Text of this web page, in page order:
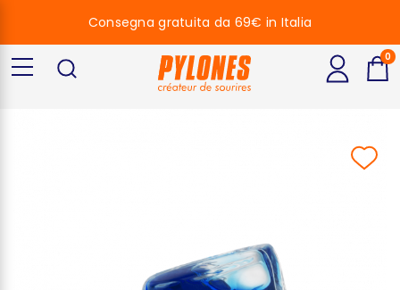
Consegna gratuita da 69€ in Italia
0